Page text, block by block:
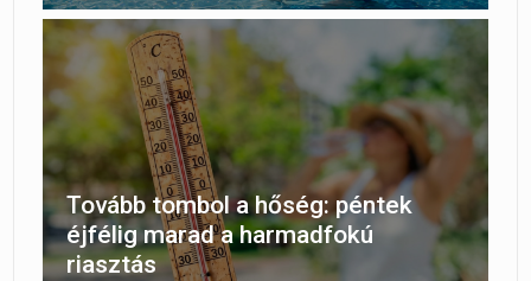
Tovább tombol a hőség: péntek
éjfélig marad a harmadfokú
riasztás